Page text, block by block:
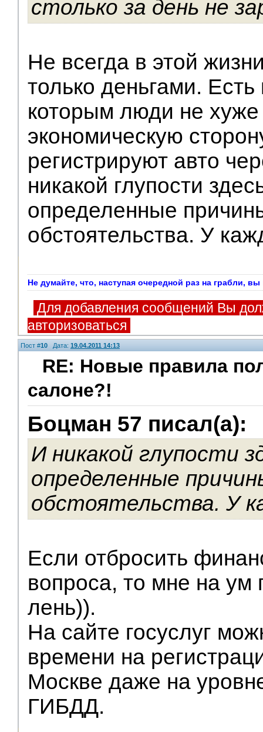
столько за день не
Не всегда в этой
только деньгами.
которым люди не хуже
экономическую
регистрируют авто
никакой глупости
определенные
обстоятельства. У
Не думайте, что, наступая очередной раз на грабли,
Для добавления сообщений Вы
авторизоваться
Пост #10 Дата: 19.04.2011 14:13
RE: Новые правила
салоне?!
Боцман 57 писал(а):
И никакой глупости
определенные
обстоятельства. У
Если отбросить
вопроса, то мне на ум
лень)).
На сайте госуслуг
времени на
Москве даже на
ГИБДД.